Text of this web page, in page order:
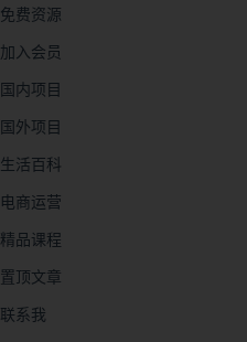
免费资源
加入会员
国内项目
国外项目
生活百科
电商运营
精品课程
置顶文章
联系我